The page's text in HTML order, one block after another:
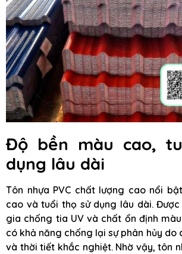
Độ bền màu cao,
dụng lâu dài
Tôn nhựa PVC chất lượng cao nổi
cao và tuổi thọ sử dụng lâu dài.
gia chống tia UV và chất ổn định
có khả năng chống lại sự phân hủy do
và thời tiết khắc nghiệt. Nhờ vậy, tôn